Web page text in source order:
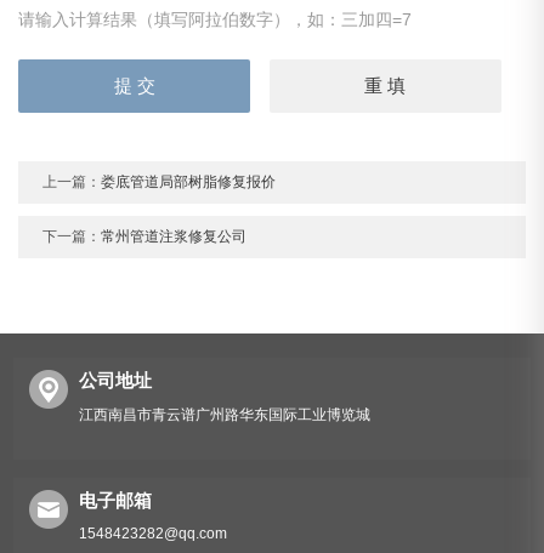
请输入计算结果（填写阿拉伯数字），如：三加四=7
上一篇：娄底管道局部树脂修复报价
下一篇：常州管道注浆修复公司
公司地址
江西南昌市青云谱广州路华东国际工业博览城
电子邮箱
1548423282@qq.com